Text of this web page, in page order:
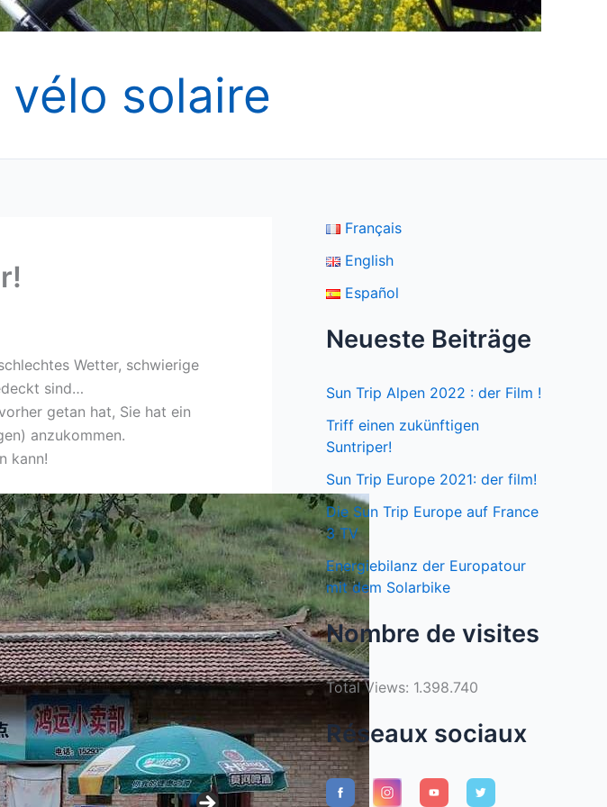
solaire
Wetter, schwierige
sind…
getan hat, Sie hat ein
anzukommen.
kann!
Français
English
Español
Neueste Beiträge
Sun Trip Alpen 2022 : der Film !
Triff einen zukünftigen
Suntriper!
Sun Trip Europe 2021: der film!
Die Sun Trip Europe auf France
3 TV
Energiebilanz der Europatour
mit dem Solarbike
Nombre de visites
Total Views: 1.398.740
Réseaux sociaux